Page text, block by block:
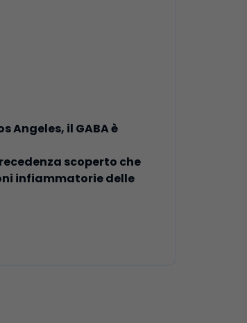
il GABA è
scoperto che
infiammatorie delle